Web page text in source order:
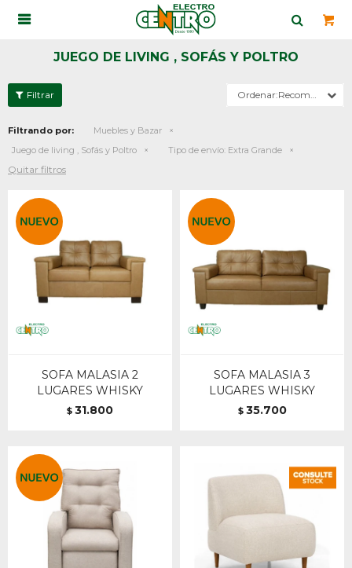

JUEGO DE LIVING , SOFÁS Y POLTRO
Recomendados
Filtrando por:
Muebles y Bazar
Juego de living , Sofás y Poltro
Tipo de envío: Extra Grande
Quitar filtros
SOFA MALASIA 2
LUGARES WHISKY
$ 31.800
SOFA MALASIA 3
LUGARES WHISKY
$ 35.700